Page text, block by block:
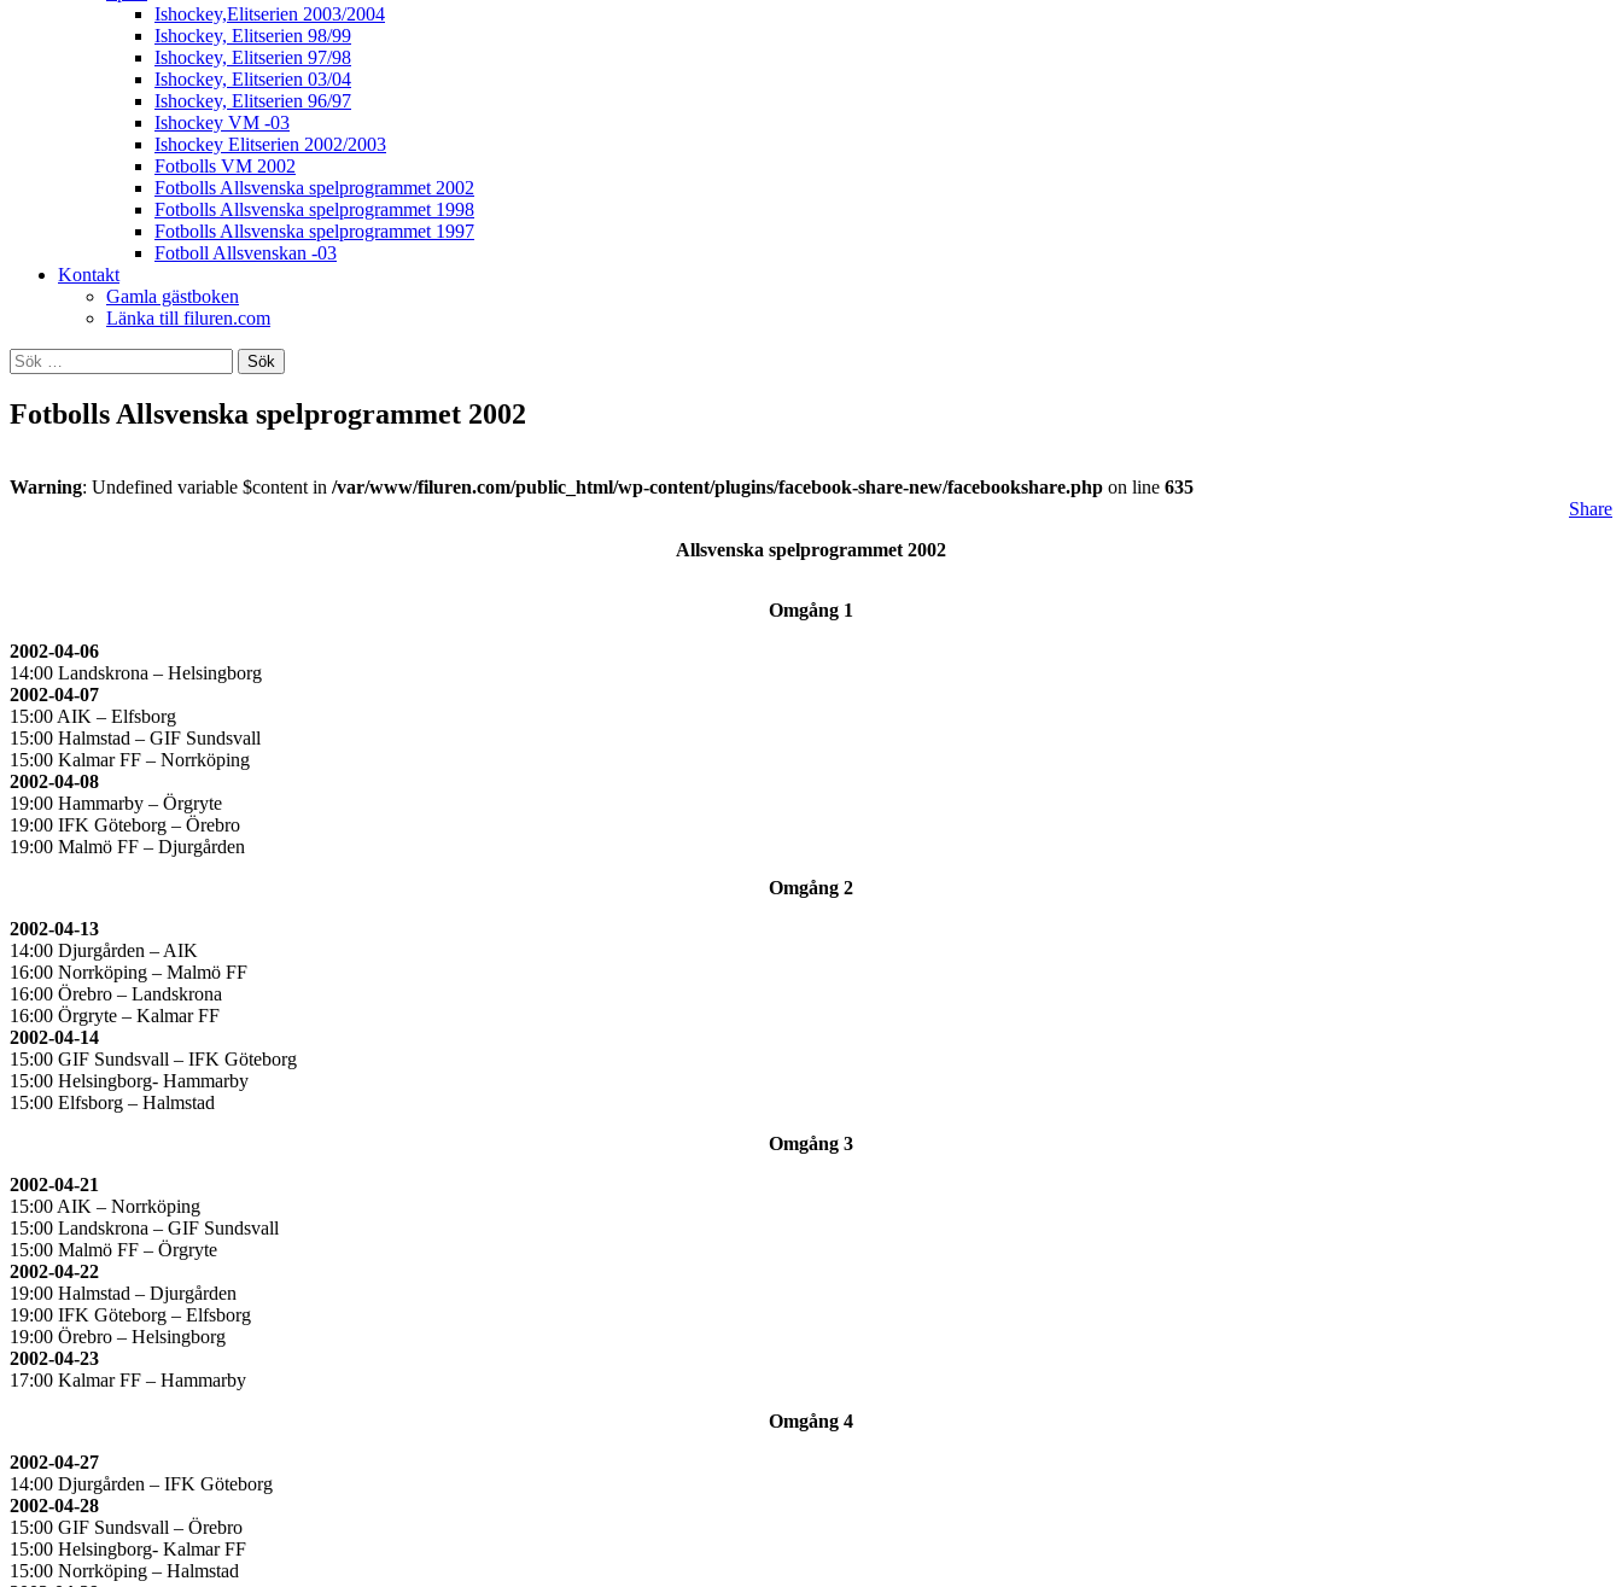
Ishockey,Elitserien 2003/2004
Ishockey, Elitserien 98/99
Ishockey, Elitserien 97/98
Ishockey, Elitserien 03/04
Ishockey, Elitserien 96/97
Ishockey VM -03
Ishockey Elitserien 2002/2003
Fotbolls VM 2002
Fotbolls Allsvenska spelprogrammet 2002
Fotbolls Allsvenska spelprogrammet 1998
Fotbolls Allsvenska spelprogrammet 1997
Fotboll Allsvenskan -03
Kontakt
Gamla gästboken
Länka till filuren.com
Sök
efter:
Fotbolls Allsvenska spelprogrammet 2002
Warning: Undefined variable $content in /var/www/filuren.com/public_html/wp-content/plugins/facebook-share-new/facebookshare.php on line 635
Share
Allsvenska spelprogrammet 2002
Omgång 1
2002-04-06
14:00 Landskrona – Helsingborg
2002-04-07
15:00 AIK – Elfsborg
15:00 Halmstad – GIF Sundsvall
15:00 Kalmar FF – Norrköping
2002-04-08
19:00 Hammarby – Örgryte
19:00 IFK Göteborg – Örebro
19:00 Malmö FF – Djurgården
Omgång 2
2002-04-13
14:00 Djurgården – AIK
16:00 Norrköping – Malmö FF
16:00 Örebro – Landskrona
16:00 Örgryte – Kalmar FF
2002-04-14
15:00 GIF Sundsvall – IFK Göteborg
15:00 Helsingborg- Hammarby
15:00 Elfsborg – Halmstad
Omgång 3
2002-04-21
15:00 AIK – Norrköping
15:00 Landskrona – GIF Sundsvall
15:00 Malmö FF – Örgryte
2002-04-22
19:00 Halmstad – Djurgården
19:00 IFK Göteborg – Elfsborg
19:00 Örebro – Helsingborg
2002-04-23
17:00 Kalmar FF – Hammarby
Omgång 4
2002-04-27
14:00 Djurgården – IFK Göteborg
2002-04-28
15:00 GIF Sundsvall – Örebro
15:00 Helsingborg- Kalmar FF
15:00 Norrköping – Halmstad